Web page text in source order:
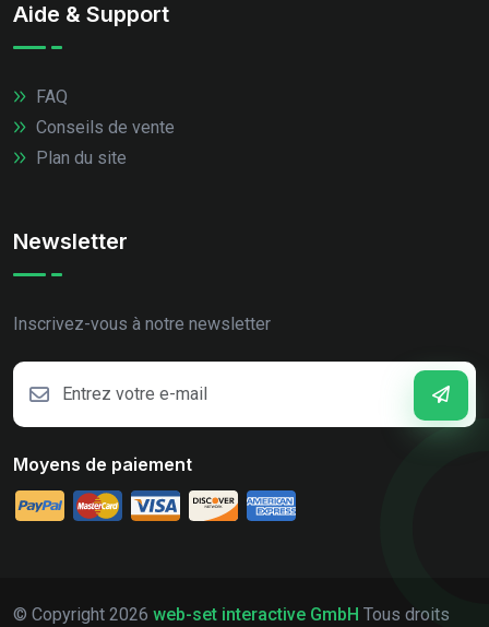
Aide & Support
FAQ
Conseils de vente
Plan du site
Newsletter
Inscrivez-vous à notre newsletter
Moyens de paiement
© Copyright 2026 web-set interactive GmbH Tous droits